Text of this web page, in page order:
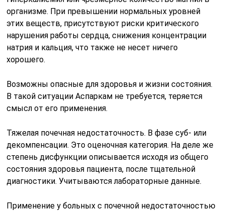
организме. При превышении нормальных уровней
этих веществ, присутствуют риски критического
нарушения работы сердца, снижения концентрации
натрия и кальция, что также не несет ничего
хорошего.
Возможны опасные для здоровья и жизни состояния.
В такой ситуации Аспаркам не требуется, теряется
смысл от его применения.
Тяжелая почечная недостаточность. В фазе суб- или
декомпенсации. Это оценочная категория. На деле же
степень дисфункции описывается исходя из общего
состояния здоровья пациента, после тщательной
диагностики. Учитываются лабораторные данные.
Применение у больных с почечной недостаточностью